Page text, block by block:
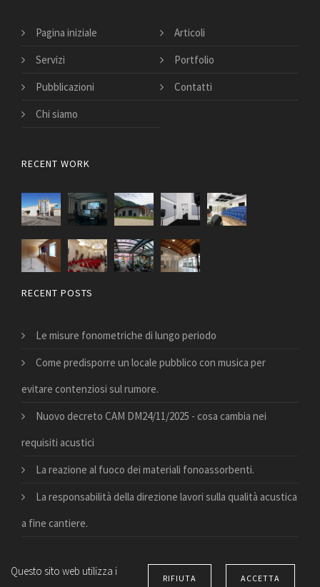
Pagina iniziale
Articoli
Servizi
Portfolio
Pubblicazioni
Contatti
Chi siamo
RECENT WORK
RECENT POSTS
Le misure fonometriche di lungo periodo
Come predisporre un locale pubblico con musica per
evitare contenziosi sul rumore.
Nuovo decreto CAM DM24/11/2025 - cosa cambia nei
requisiti acustici
La reazione al fuoco dei materiali fonoassorbenti.
La responsabilità della direzione lavori sulla qualità acustica
a fine cantiere.
ACCETTA
RIFIUTA
Questo sito web utilizza i